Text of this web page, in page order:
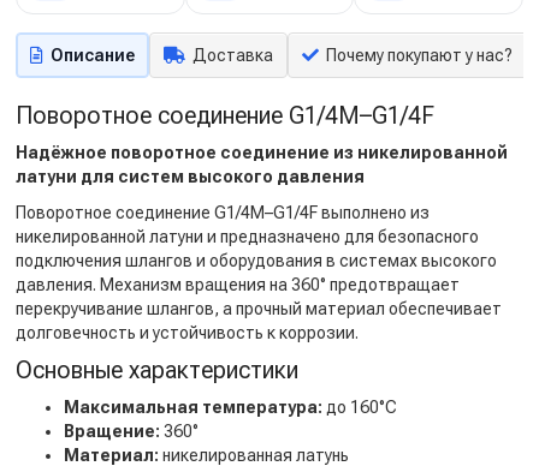
Описание Доставка Почему покупают у нас?
Поворотное соединение G1/4M–G1/4F
Надёжное поворотное соединение из никелированной
латуни для систем высокого давления
Поворотное соединение G1/4M–G1/4F выполнено из
никелированной латуни и предназначено для безопасного
подключения шлангов и оборудования в системах высокого
давления. Механизм вращения на 360° предотвращает
перекручивание шлангов, а прочный материал обеспечивает
долговечность и устойчивость к коррозии.
Основные характеристики
Максимальная температура: до 160°C
Вращение: 360°
Материал: никелированная латунь